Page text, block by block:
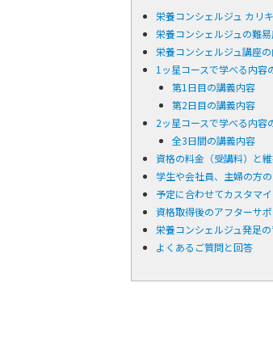
栄養コンシェルジュ カリ
栄養コンシェルジュの難
栄養コンシェルジュ講座
1ッ星コースで学べる内容
第1日目の講義内容
第2日目の講義内容
2ッ星コースで学べる内容
全3日間の講義内容
資格の料金（受講料）と
学生や会社員、主婦の方
予定に合わせてカスタマ
資格取得後のアフターサ
栄養コンシェルジュ発足
よくあるご質問と回答